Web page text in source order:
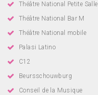
Théâtre National Petite Salle
Théâtre National Bar M
Théâtre National mobile
Palasi Latino
C12
Beursschouwburg
Conseil de la Musique